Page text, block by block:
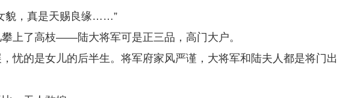
貌，真是天赐良缘……”
上了高枝——陆大将军可是正三品，高门大户。
忧的是女儿的后半生。将军府家风严谨，大将军和陆夫人都是将门出